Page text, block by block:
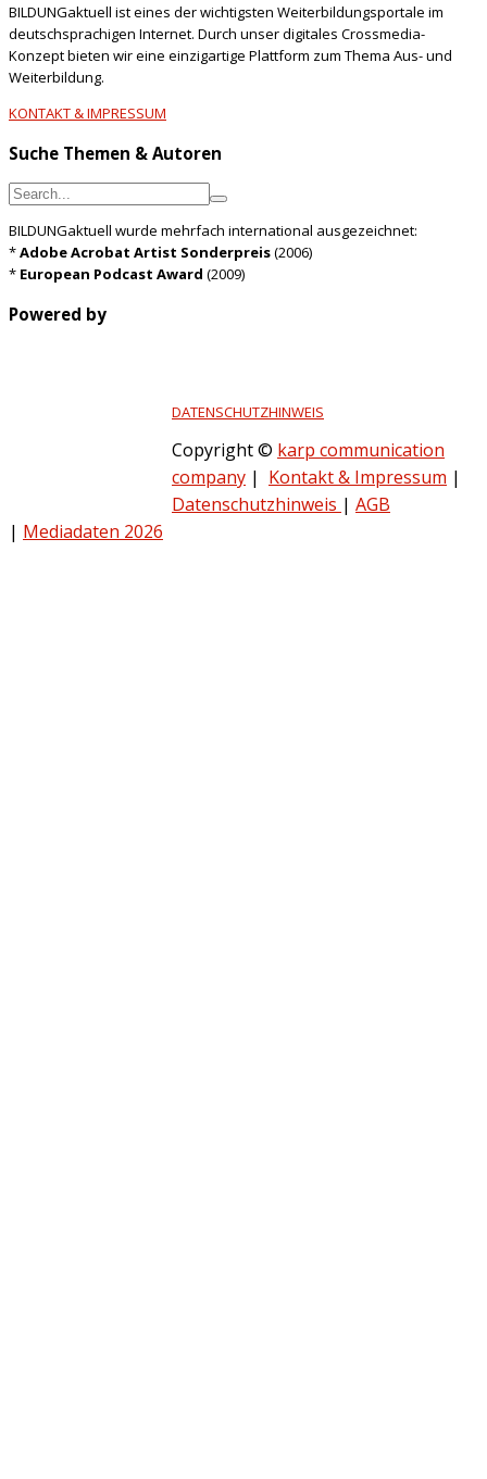
BILDUNGaktuell ist eines der wichtigsten Weiterbildungsportale im
deutschsprachigen Internet. Durch unser digitales Crossmedia-
Konzept bieten wir eine einzigartige Plattform zum Thema Aus- und
Weiterbildung.
KONTAKT & IMPRESSUM
Suche Themen & Autoren
BILDUNGaktuell wurde mehrfach international ausgezeichnet:
*Adobe Acrobat Artist Sonderpreis(2006)
* European Podcast Award (2009)
Powered by
DATENSCHUTZHINWEIS
Copyright © karp communication
company | Kontakt & Impressum |
Datenschutzhinweis | AGB
| Mediadaten 2026